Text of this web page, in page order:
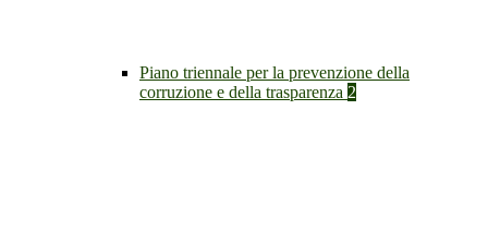
Piano triennale per la prevenzione della
corruzione e della trasparenza 2